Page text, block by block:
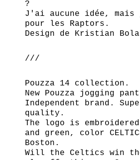
?
J'ai aucune idée, mais
pour les Raptors.
Design de Kristian
///
Pouzza 14 collection.
New Pouzza jogging
Independent brand.
quality.
The logo is
and green, color
Boston.
Will the Celtics win the